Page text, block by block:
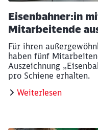
Eisenbahner:in
Mitarbeitende
Für ihren
haben fünf
Auszeichnung
pro Schiene erhalten.
Weiterlesen